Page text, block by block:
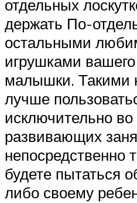
отдельных
держать По-
остальными
игрушками
малышки. Такими
лучше
исключительно
развивающих
непосредственно
будете пытаться
либо своему